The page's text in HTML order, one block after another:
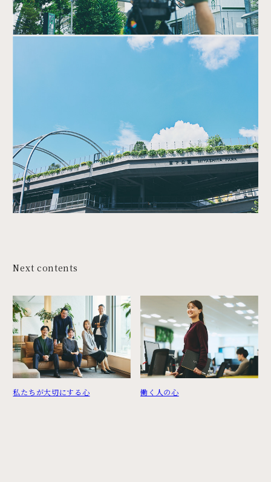
Next contents
私たちが大切にする心 働く人の心